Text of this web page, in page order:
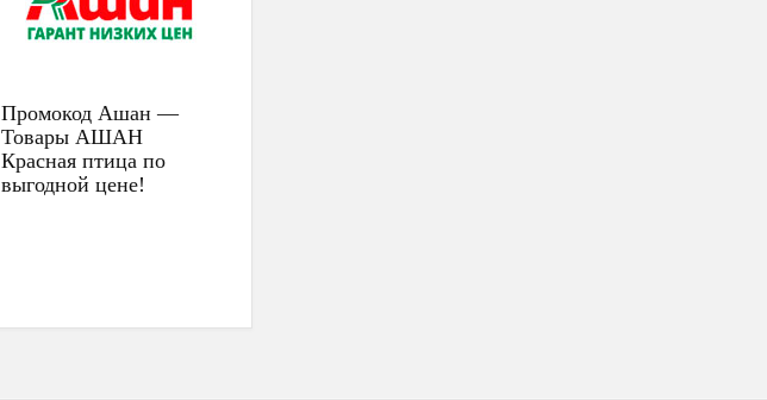
Промокод Ашан —
Товары АШАН
Красная птица по
выгодной цене!